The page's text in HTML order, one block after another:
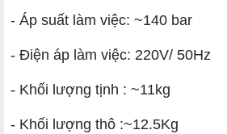
- Áp suất làm việc: ~140 bar
- Điện áp làm việc: 220V/ 50Hz
- Khối lượng tịnh : ~11kg
- Khối lượng thô :~12.5Kg